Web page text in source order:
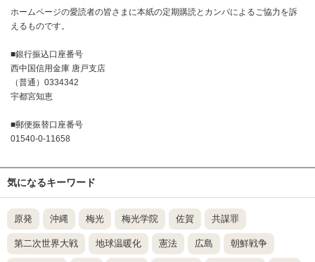
ホームページの愛読者の皆さまに本紙の定期購読とカンパによるご協力を訴
えるものです。
■銀行振込口座番号
西中国信用金庫 唐戸支店
（普通）0334342
宇都宮知恵
■郵便振替口座番号
01540-0-11658
気になるキーワード
原発 沖縄 梅光 梅光学院 佐賀 共謀罪
第二次世界大戦 地球温暖化 憲法 広島 朝鮮戦争